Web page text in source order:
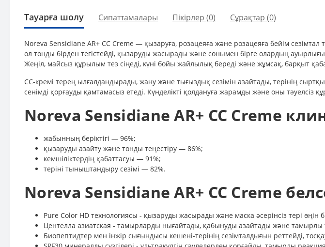
Тауарға шолу Сипаттамалары Пікірлер (0) Сұрақтар (0)
Noreva Sensidiane AR+ CC Creme — қызаруға, розацеяға және розацеяға бейім сезімтал
ол тонды бірден тегістейді, қызаруды жасырады және сонымен бірге олардың
Жеңіл, майсыз құрылым тез сіңеді, күні бойы жайлылық береді және жұмсақ, барқыт
CC-кремі терең ылғалдандырады, жану және тығыздық сезімін азайтады, терінің
сенімді қорғауды қамтамасыз етеді. Күнделікті қолдануға жарамды және оны тәуелсіз
Noreva Sensidiane AR+ CC Creme
жабынның беріктігі — 96%;
қызаруды азайту және тонды теңестіру — 86%;
кемшіліктердің қабаттасуы — 91%;
теріні тыныштандыру сезімі — 82%.
Noreva Sensidiane AR+ CC Creme
Pure Color HD технологиясы - қызаруды жасырады және маска әсерінсіз тері өңін
Центелла азиатская - тамырларды нығайтады, қабынуды азайтады және тамырлы
Биопептидтер мен інжір сығындысы кешені-терінің сезімталдығын реттейді,